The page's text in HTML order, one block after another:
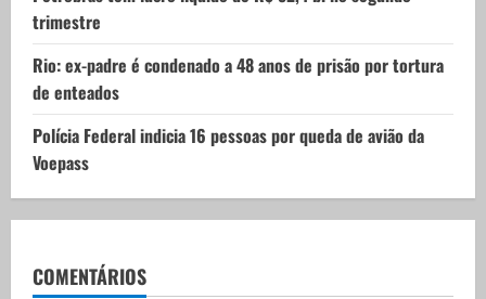
trimestre
Rio: ex-padre é condenado a 48 anos de prisão por tortura
de enteados
Polícia Federal indicia 16 pessoas por queda de avião da
Voepass
COMENTÁRIOS